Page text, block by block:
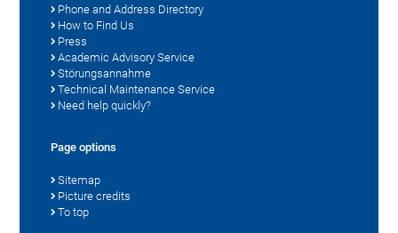
Phone and Address Directory
How to Find Us
Press
Academic Advisory Service
Störungsannahme
Technical Maintenance Service
Need help quickly?
Page options
Sitemap
Picture credits
To top